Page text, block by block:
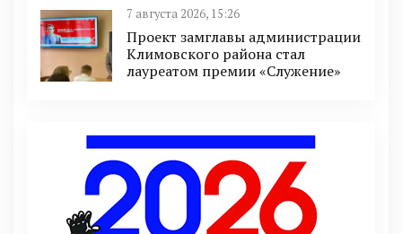
7 августа 2026, 15:26
Проект замглавы администрации
Климовского района стал
лауреатом премии «Служение»